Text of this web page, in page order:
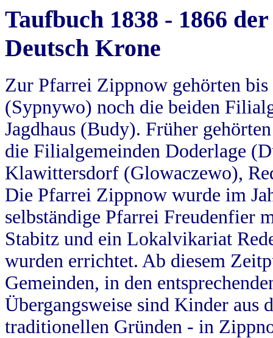
Taufbuch 1838 - 1866
Deutsch Krone
Zur Pfarrei Zippnow gehörten
(Sypnywo) noch die beiden
Jagdhaus (Budy). Früher
die Filialgemeinden Doderlage
Klawittersdorf (Glowaczewo),
Die Pfarrei Zippnow wurde im
selbständige Pfarrei Freudenfier
Stabitz und ein Lokalvikariat
wurden errichtet. Ab diesem
Gemeinden, in den
Übergangsweise sind Kinder aus
traditionellen Gründen - in